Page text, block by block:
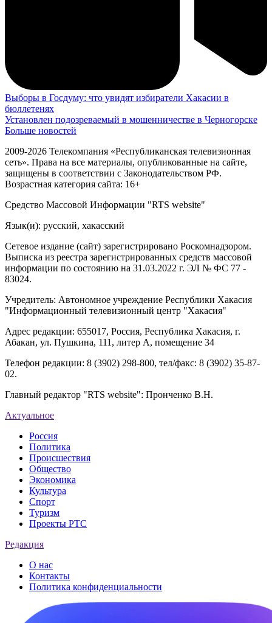
Выборы в Госдуму: что увидят избиратели Хакасии в
бюллетенях
Установлен подозреваемый в мошенничестве в Черногорске
Больше новостей
2009-2026 Телекомпания «Республиканская телевизионная
сеть». Права на все материалы, опубликованные на сайте,
защищены в соответствии с Законодательством РФ.
Возрастная категория сайта: 16+
Средство Массовой Информации "RTS website"
Язык(и): русский, хакасский
Сетевое издание (сайт) зарегистрировано Роскомнадзором.
Выписка из реестра зарегистрированных средств массовой
информации по состоянию на 31.03.2022 г. ЭЛ № ФС 77 -
83024.
Учредитель: Автономное учреждение Республики Хакасия
"Информационный телевизионный центр "Хакасия"
Адрес редакции: 655017, Россия, Республика Хакасия, г.
Абакан, ул. Пушкина, 111, литер А, помещение 34
Телефон редакции: 8 (3902) 298-800, тел/факс: 8 (3902) 35-87-
02.
Главный редактор "RTS website": Пронченко В.Н.
Актуальное
Россия
Политика
Происшествия
Общество
Экономика
Культура
Спорт
Туризм
Проекты РТС
Редакция
О нас
Контакты
Политика конфиденциальности